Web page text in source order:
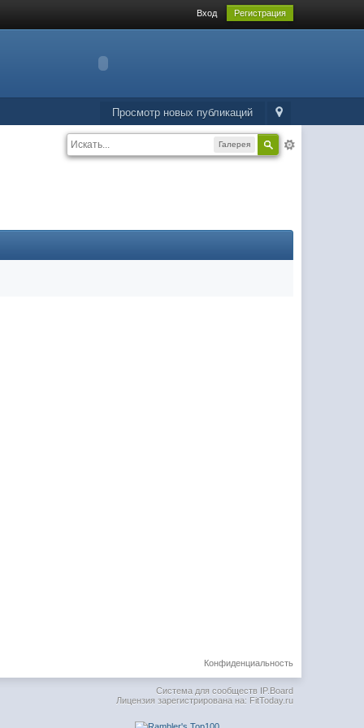
Вход Регистрация
Просмотр новых публикаций
Галерея
Конфиденциальность
Система для сообществ IP.Board
Лицензия зарегистрирована на: FitToday.ru